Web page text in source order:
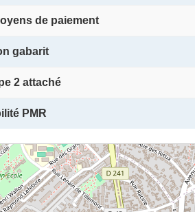
de paiement
gabarit
2 attaché
PMR